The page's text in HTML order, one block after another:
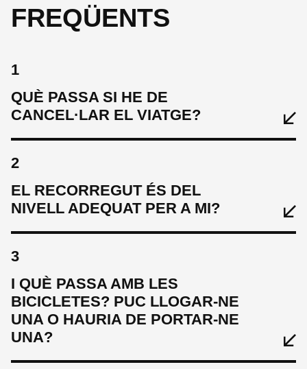
FREQÜENTS
1
QUÈ PASSA SI HE DE
CANCEL·LAR EL VIATGE?
2
EL RECORREGUT ÉS DEL
NIVELL ADEQUAT PER A MI?
3
I QUÈ PASSA AMB LES
BICICLETES? PUC LLOGAR-NE
UNA O HAURIA DE PORTAR-NE
UNA?